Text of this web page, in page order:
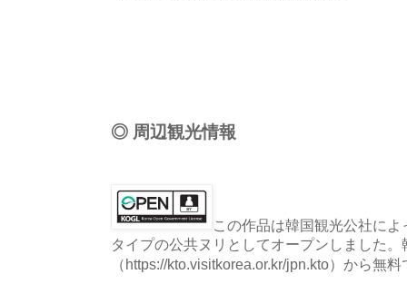
◎ 周辺観光情報
この作品は韓国観光公社に
タイプの公共ヌリとしてオープンしました。
（https://kto.visitkorea.or.kr/jpn.kto）から無